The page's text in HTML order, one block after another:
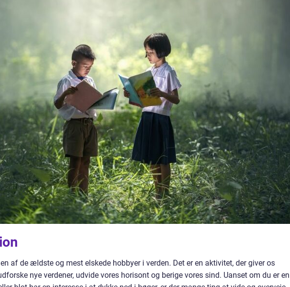
af de ældste og mest elskede hobbyer i verden. Det er en aktivitet, der giver os
nye verdener, udvide vores horisont og berige vores sind. Uanset om du er en